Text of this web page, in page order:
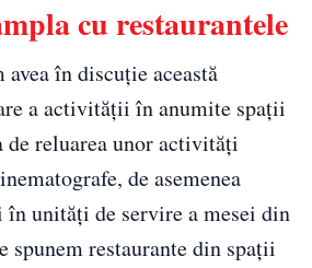
cu restaurantele
avea în discuţie această
a activităţii în anumite spaţii
de reluarea unor activităţi
de asemenea
unităţi de servire a mesei din
spunem restaurante din spaţii